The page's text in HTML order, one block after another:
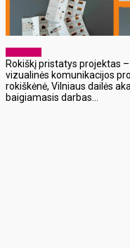
Rokiškį pristatys projektas
vizualinės komunikacijos
rokiškėnė, Vilniaus dailės
baigiamasis darbas...